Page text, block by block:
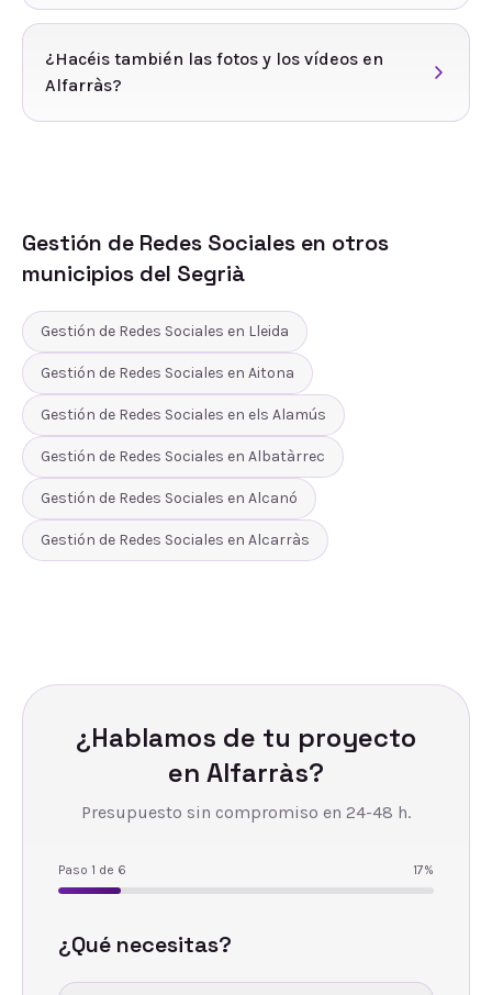
¿Hacéis también las fotos y los vídeos en
Alfarràs?
Gestión de Redes Sociales en otros
municipios del Segrià
Gestión de Redes Sociales en Lleida
Gestión de Redes Sociales en Aitona
Gestión de Redes Sociales en els Alamús
Gestión de Redes Sociales en Albatàrrec
Gestión de Redes Sociales en Alcanó
Gestión de Redes Sociales en Alcarràs
¿Hablamos de tu proyecto
en Alfarràs?
Presupuesto sin compromiso en 24-48 h.
Paso 1 de 6 17%
¿Qué necesitas?